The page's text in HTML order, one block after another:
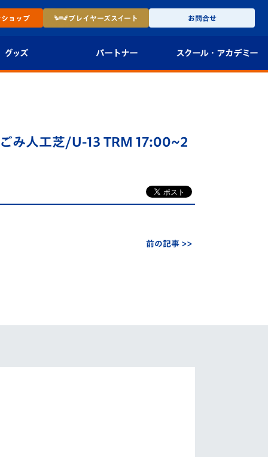
ショップ プレイヤーズスイート お問合せ
グッズ パートナー
法人限定 VIP BOX
スクール・ アカデミー
U-15
スクール
み人工芝/U-13 TRM 17:00~2
前の記事 >>